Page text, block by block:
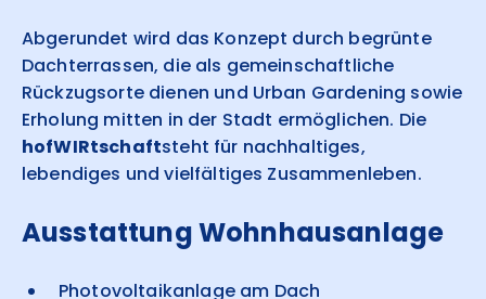
Abgerundet wird das Konzept durch begrünte
Dachterrassen, die als gemeinschaftliche
Rückzugsorte dienen und Urban Gardening sowie
Erholung mitten in der Stadt ermöglichen. Die
hofWIRtschaftsteht für nachhaltiges,
lebendiges und vielfältiges Zusammenleben.
Ausstattung Wohnhausanlage
Photovoltaikanlage am Dach